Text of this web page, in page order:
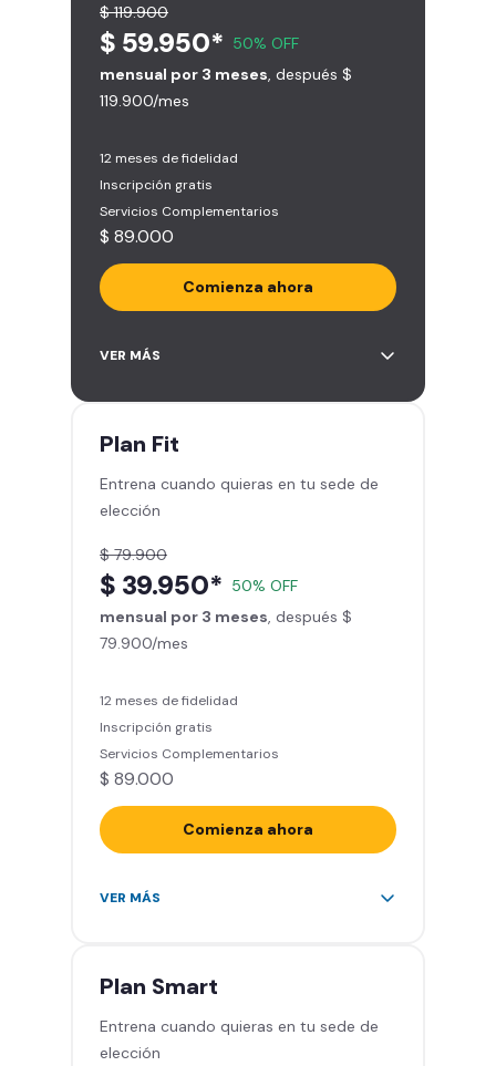
$ 119.900
$ 59.950* 50% OFF
mensual por 3 meses , después $
119.900/mes
12 meses de fidelidad
Inscripción gratis
Servicios Complementarios
$ 89.000
Comienza ahora
Acceso ilimitado a más de 2.000
Derecho a traer un invitado 5
Smart Spa (Relájate en los sillones
de masajes)
Descuentos especiales en marcas
Smart Fit App (Tu plan de
entrenamiento personalizado)
Clases grupales con profesores*
(Sujeto a disponibilidad de salón
Acceso a todas las áreas de la
sede
VER MÁS
Plan Fit
Entrena cuando quieras en tu sede de
elección
$ 79.900
$ 39.950* 50% OFF
mensual por 3 meses , después $
79.900/mes
12 meses de fidelidad
Inscripción gratis
Servicios Complementarios
$ 89.000
Comienza ahora
Acceso ilimitado a más de 2.000
Smart Spa (Relájate en los sillones
de masajes)
Descuentos especiales en marcas
VER MÁS
Plan Smart
Entrena cuando quieras en tu sede de
elección